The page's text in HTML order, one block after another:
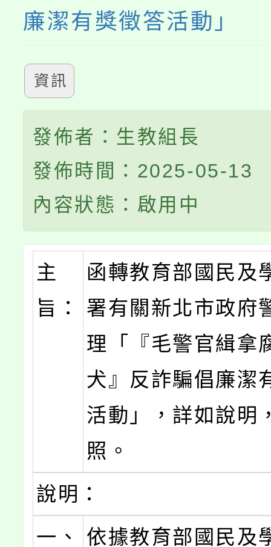
廉潔有獎徵答活動」
資訊
發佈者：生教組長
發佈時間：2025-05-13
內容狀態：啟用中
主
旨：
函轉教育部國民及
署有關新北市政府
理「『毛警官緝拿
犬』反詐騙倡廉潔
活動」，詳如說明
照。
說明：
一、
依據教育部國民及